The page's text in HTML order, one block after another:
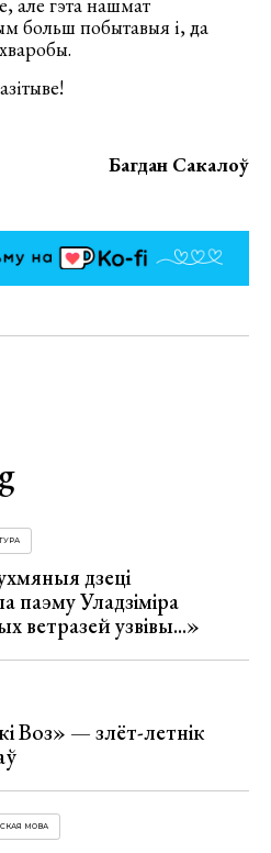
больш побытавыя і, да
Багдан Сакалоў
дзеці
паэму Уладзіміра
ветразей узвівы...»
Воз» — злёт-летнік
МОВА